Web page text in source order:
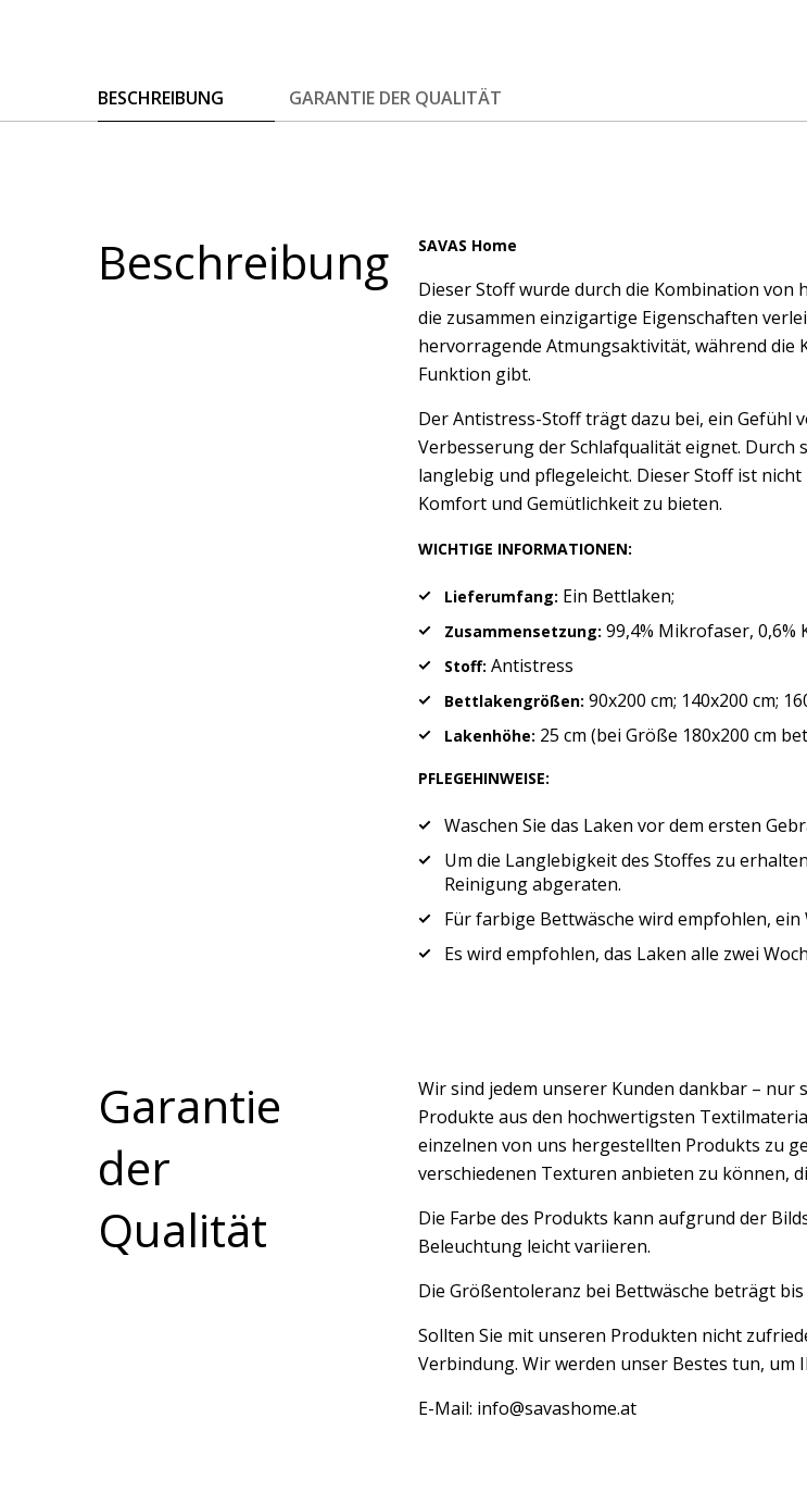
BESCHREIBUNG GARANTIE DER QUALITÄT
Beschreibung SAVAS Home
Dieser Stoff wurde durch die Kombination von
die zusammen einzigartige Eigenschaften
hervorragende Atmungsaktivität, während die
Funktion gibt.
Der Antistress-Stoff trägt dazu bei, ein Gefühl
Verbesserung der Schlafqualität eignet. Durch
langlebig und pflegeleicht. Dieser Stoff ist
Komfort und Gemütlichkeit zu bieten.
WICHTIGE INFORMATIONEN:
Lieferumfang: Ein Bettlaken;
Zusammensetzung: 99,4% Mikrofaser, 0,6%
Stoff: Antistress
Bettlakengrößen: 90x200 cm; 140x200 cm;
Lakenhöhe: 25 cm (bei Größe 180x200 cm
PFLEGEHINWEISE:
Waschen Sie das Laken vor dem ersten
Um die Langlebigkeit des Stoffes zu
Reinigung abgeraten.
Für farbige Bettwäsche wird empfohlen,
Es wird empfohlen, das Laken alle zwei
Garantie
der
Qualität
Wir sind jedem unserer Kunden dankbar –
Produkte aus den hochwertigsten
einzelnen von uns hergestellten Produkts zu
verschiedenen Texturen anbieten zu können,
Die Farbe des Produkts kann aufgrund der
Beleuchtung leicht variieren.
Die Größentoleranz bei Bettwäsche beträgt bis
Sollten Sie mit unseren Produkten nicht
Verbindung. Wir werden unser Bestes tun, um
E-Mail: info@savashome.at